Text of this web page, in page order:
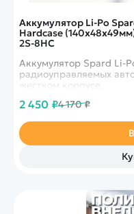
Аккумулятор Li-Po
Hardcase
2S-8HC
Аккумулятор Spard Li-
радиоуправляемых
жестком корпусе.
2 450 ₽4 170 ₽